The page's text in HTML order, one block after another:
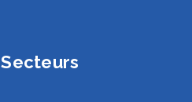
Secteurs